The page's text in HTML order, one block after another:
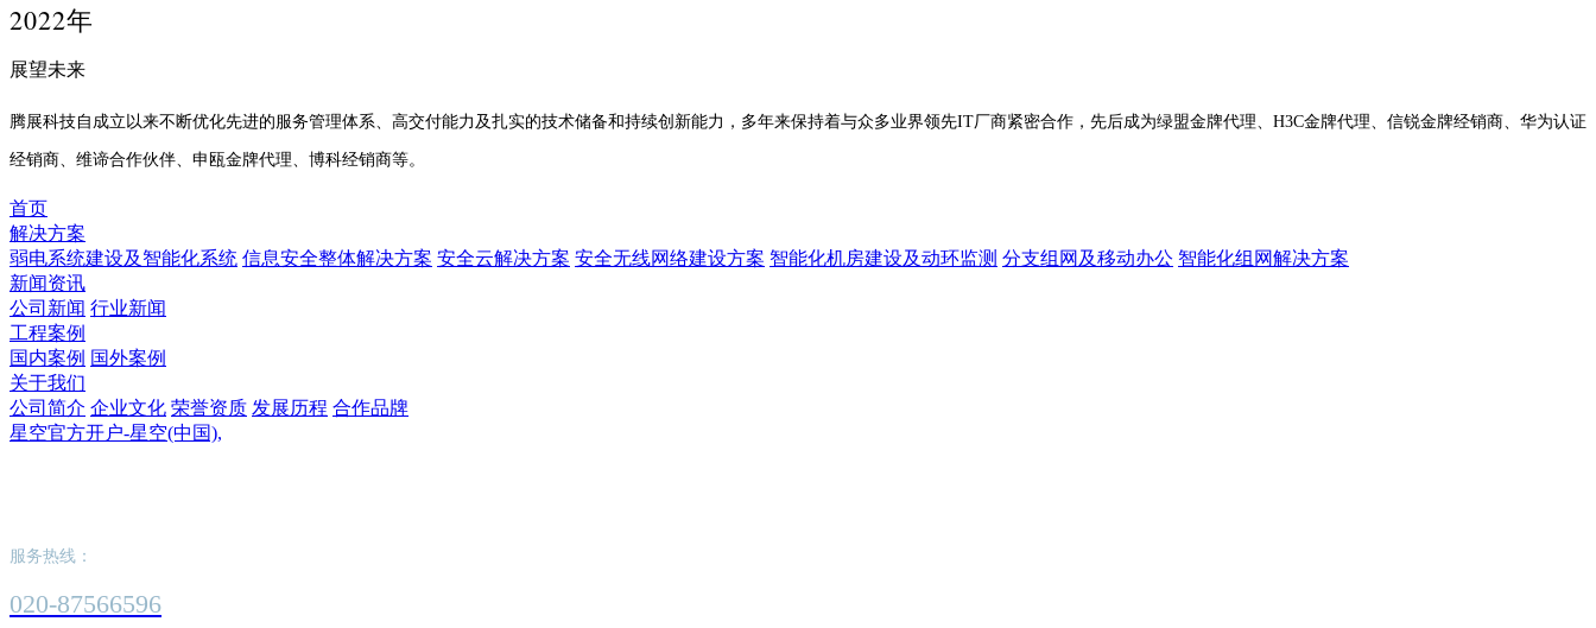
2022年
展望未来
腾展科技自成立以来不断优化先进的服务管理体系、高交付能力及扎实的技术储备和持续创新能力，多年来保持着与众多业界领先IT厂商紧密合作，先后成为绿盟金牌代理、H3C金牌代理、信锐金牌经销商、华为认证
经销商、维谛合作伙伴、申瓯金牌代理、博科经销商等。
首页
解决方案
弱电系统建设及智能化系统 信息安全整体解决方案 安全云解决方案 安全无线网络建设方案 智能化机房建设及动环监测 分支组网及移动办公 智能化组网解决方案
新闻资讯
公司新闻 行业新闻
工程案例
国内案例 国外案例
关于我们
公司简介 企业文化 荣誉资质 发展历程 合作品牌
星空官方开户-星空(中国),
服务热线：
020-87566596